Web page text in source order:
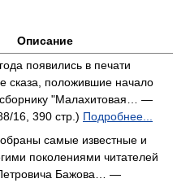
Описание
появились в печати
сказа, положившие начало
"Малахитовая… —
16, 390 стр.) Подробнее...
самые известные и
поколениями читателей
Бажова… —